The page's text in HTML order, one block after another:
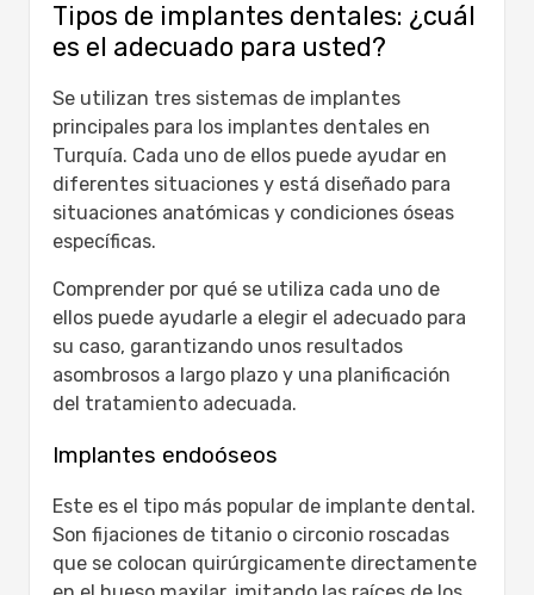
Tipos de implantes dentales: ¿cuál
es el adecuado para usted?
Se utilizan tres sistemas de implantes
principales para los implantes dentales en
Turquía. Cada uno de ellos puede ayudar en
diferentes situaciones y está diseñado para
situaciones anatómicas y condiciones óseas
específicas.
Comprender por qué se utiliza cada uno de
ellos puede ayudarle a elegir el adecuado para
su caso, garantizando unos resultados
asombrosos a largo plazo y una planificación
del tratamiento adecuada.
Implantes endoóseos
Este es el tipo más popular de implante dental.
Son fijaciones de titanio o circonio roscadas
que se colocan quirúrgicamente directamente